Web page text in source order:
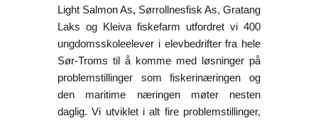
Light Salmon As, Sørrollnesfisk As, Gratang
Laks og Kleiva fiskefarm utfordret vi 400
ungdomsskoleelever i elevbedrifter fra hele
Sør-Troms til å komme med løsninger på
problemstillinger som fiskerinæringen og
den maritime næringen møter nesten
daglig. Vi utviklet i alt fire problemstillinger,